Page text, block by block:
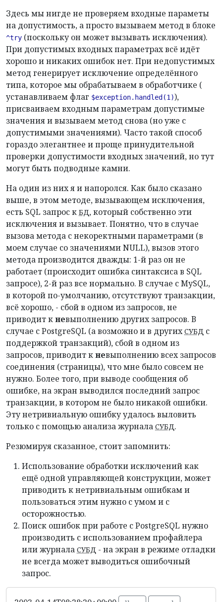
Здесь мы нигде не проверяем входные параметы
на допустимость, а просто вызываем метод в блоке
^try (поскольку он может вызывать исключения).
При допустимых входных параметрах всё идёт
хорошо и никаких ошибок нет. При недопустимых
метод генерирует исключение определённого
типа, которое мы обрабатываем в обработчике (
устанавливаем флаг $exception.handled(1)),
присваиваем входным параметрам допустимые
значения и вызываем метод снова (но уже с
допустимыми значениями). Часто такой способ
гораздо элегантнее и проще принудительной
проверки допустимости входных значений, но тут
могут быть подводные камни.
На один из них я и напоролся. Как было сказано
выше, в этом методе, вызывающем исключения,
есть SQL запрос к БД, который собственно эти
исключения и вызывает. Понятно, что в случае
вызова метода с некоректными параметрами (в
моем случае со значениями NULL), вызов этого
метода производится дважды: 1-й раз он не
работает (происходит ошибка синтаксиса в SQL
запросе), 2-й раз все нормально. В случае с MySQL,
в которой по-умолчанию, отсутствуют транзакции,
всё хорошо, - сбой в одном из запросов, не
приводит кневыполнению других запросов. В
случае с PostgreSQL (а возможно и в другихСУБД с
поддержкой транзакций), сбой в одном из
запросов, приводит кневыполнению всех запросов
соединения (страницы), что мне было совсем не
нужно. Более того, при выводе сообщения об
ошибке, на экран выводился последний запрос
транзакции, в котором не было никакой ошибки.
Эту нетривиальную ошибку удалось выловить
только с помощью анализа журнала СУБД.
Резюмируя сказанное, стоит запомнить:
Использование обработки исключений как
ещё одной управляющей конструкции, может
приводить к нетривиальным ошибкам и
пользоваться этим нужно с умом и с
осторожностью.
Поиск ошибок при работе с PostgreSQL нужно
производить с использованием профайлера
или журнала СУБД - на экран в режиме отладки
не всегда может выводиться ошибочный
запрос.